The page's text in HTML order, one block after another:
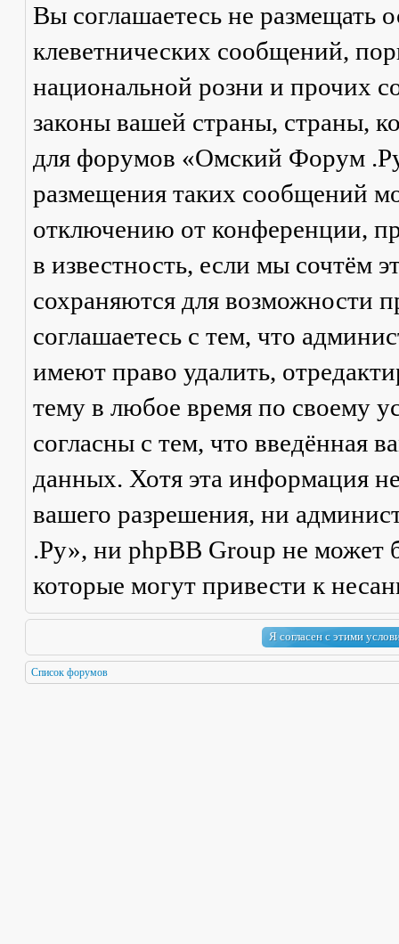
Вы соглашаетесь не размещать
клеветнических сообщений,
национальной розни и прочих
законы вашей страны, страны,
для форумов «Омский Форум
размещения таких сообщений
отключению от конференции,
в известность, если мы сочтём
сохраняются для возможности
соглашаетесь с тем, что
имеют право удалить,
тему в любое время по своему
согласны с тем, что введённая
данных. Хотя эта информация
вашего разрешения, ни
.Ру», ни phpBB Group не может
которые могут привести к
Список форумов